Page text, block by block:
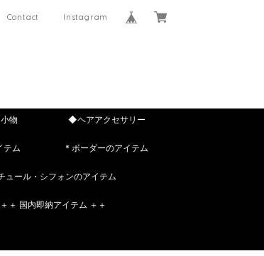
Contact Instagram
物 ◆ヘアアクセサリー
テム * ボーダーのアイテム
ュール・シフォンのアイテム
＋＋ 国内即納アイテム ＋＋